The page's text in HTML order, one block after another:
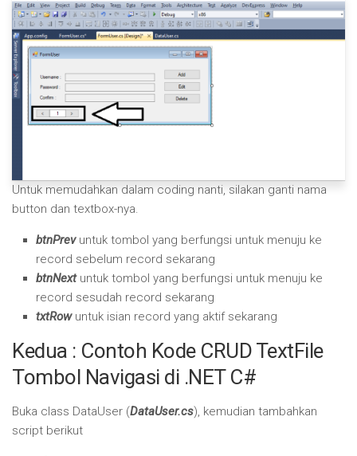
Untuk memudahkan dalam coding nanti, silakan ganti nama
button dan textbox-nya.
btnPrev untuk tombol yang berfungsi untuk menuju ke
record sebelum record sekarang
btnNext untuk tombol yang berfungsi untuk menuju ke
record sesudah record sekarang
txtRowuntuk isian record yang aktif sekarang
Kedua : Contoh Kode CRUD TextFile
Tombol Navigasi di .NET C#
Buka class DataUser (DataUser.cs), kemudian tambahkan
script berikut